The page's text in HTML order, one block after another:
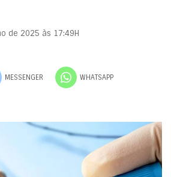
de 2025 às 17:49H
MESSENGER WHATSAPP